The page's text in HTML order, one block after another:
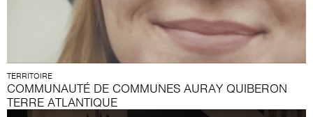
TERRITOIRE
COMMUNAUTÉ DE COMMUNES AURAY QUIBERON
TERRE ATLANTIQUE